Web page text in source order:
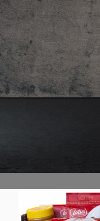
Rüttelbohle